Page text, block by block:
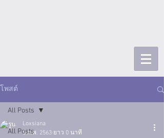
โพสต์
All Posts
All Posts
Loxsiana
5 ก.พ. 2563 ยาว 0 นาที